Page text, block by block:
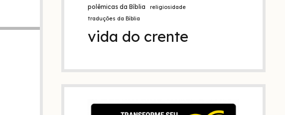
polêmicas da Bíblia
religiosidade
traduções da Bíblia
vida do crente